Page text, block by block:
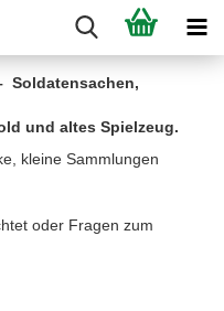
Soldatensachen,
und altes Spielzeug.
kleine Sammlungen
oder Fragen zum